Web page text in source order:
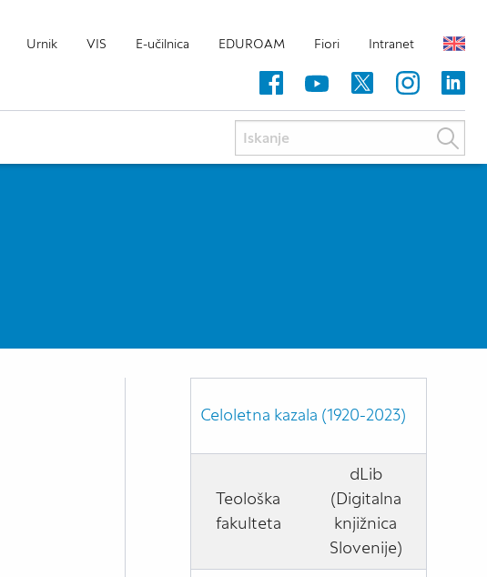
Urnik VIS E-učilnica EDUROAM Fiori Intranet
Celoletna kazala (1920-2023)
Teološka
fakulteta
dLib
(Digitalna
knjižnica
Slovenije)